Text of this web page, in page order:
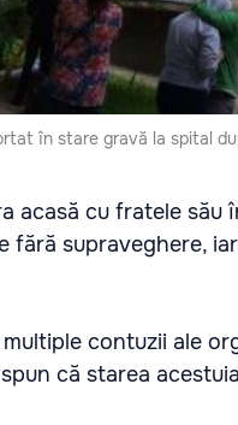
în stare gravă la spital
acasă cu fratele său
fără supraveghere,
contuzii ale
că starea